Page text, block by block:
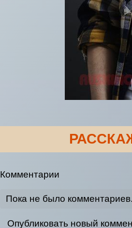
Комментарии
Пока не было комментариев.
Опубликовать новый